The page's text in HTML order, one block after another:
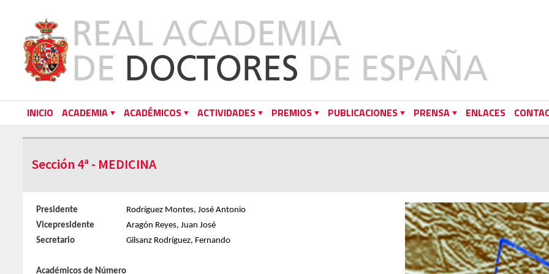
INICIO ACADEMIA ACADÉMICOS ACTIVIDADES PREMIOS PUBLICACIONES PRENSA ENLACES
Sección 4ª - MEDICINA
Presidente
Rodríguez Montes, José Antonio
Vicepresidente
Aragón Reyes, Juan José
Secretario
Gilsanz Rodríguez, Fernando
Académicos de Número